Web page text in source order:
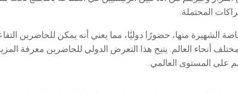
المحتملة.
الشهيرة منها، حضورًا دوليًا، مما يعني أنه يمكن للحاضرين
أنحاء العالم. يتيح هذا التعرض الدولي للحاضرين معرفة
على المستوى العالمي.